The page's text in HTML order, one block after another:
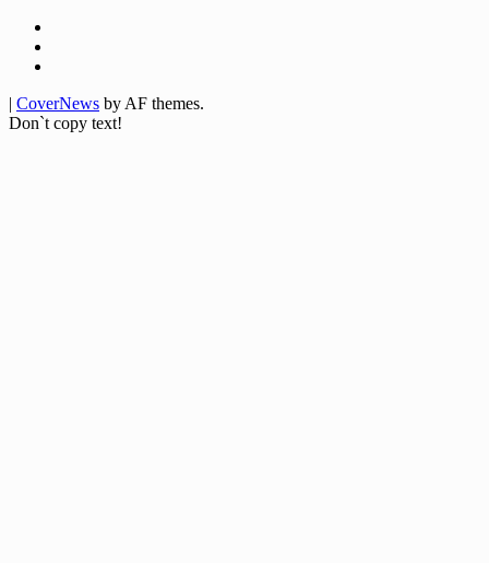
| CoverNews by AF themes.
Don`t copy text!